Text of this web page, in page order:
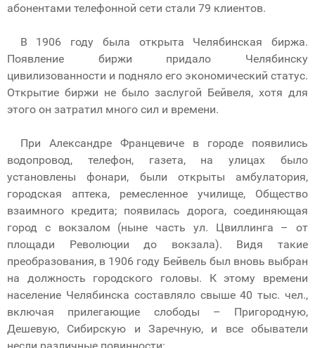
абонентами телефонной сети стали 79 клиентов.
В 1906 году была открыта Челябинская биржа.
Появление биржи придало Челябинску
цивилизованности и подняло его экономический статус.
Открытие биржи не было заслугой Бейвеля, хотя для
этого он затратил много сил и времени.
При Александре Францевиче в городе появились
водопровод, телефон, газета, на улицах было
установлены фонари, были открыты амбулатория,
городская аптека, ремесленное училище, Общество
взаимного кредита; появилась дорога, соединяющая
город с вокзалом (ныне часть ул. Цвиллинга – от
площади Революции до вокзала). Видя такие
преобразования, в 1906 году Бейвель был вновь выбран
на должность городского головы. К этому времени
население Челябинска составляло свыше 40 тыс. чел.,
включая прилегающие слободы – Пригородную,
Дешевую, Сибирскую и Заречную, и все обыватели